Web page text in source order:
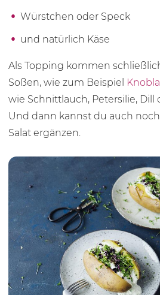
Würstchen oder Speck
und natürlich Käse
Als Topping kommen
Soßen, wie zum Beispiel
wie Schnittlauch, Petersilie, Dill
Und dann kannst du auch
Salat ergänzen.